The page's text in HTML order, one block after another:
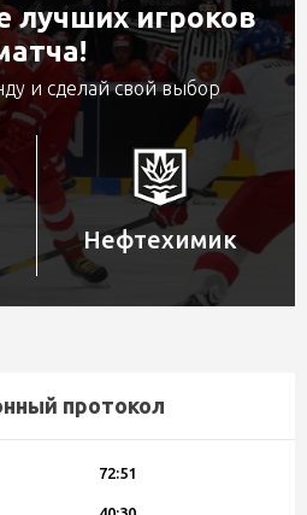
лучших игроков
и сделай свой выбор
Нефтехимик
протокол
72:51